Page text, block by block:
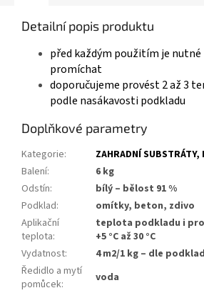
Detailní popis produktu
před každým použitím je
promíchat
doporučujeme provést 2 až 3
podle nasákavosti podkladu
Doplňkové parametry
Kategorie:
ZAHRADNÍ
Balení:
6 kg
Odstín:
bílý – bělost 91 %
Podklad:
omítky, beton, zdivo
Aplikační
teplota:
teplota podkladu i
+5 °C až 30 °C
Vydatnost:
4 m2/1 kg – dle
Ředidlo a mytí
pomůcek:
voda